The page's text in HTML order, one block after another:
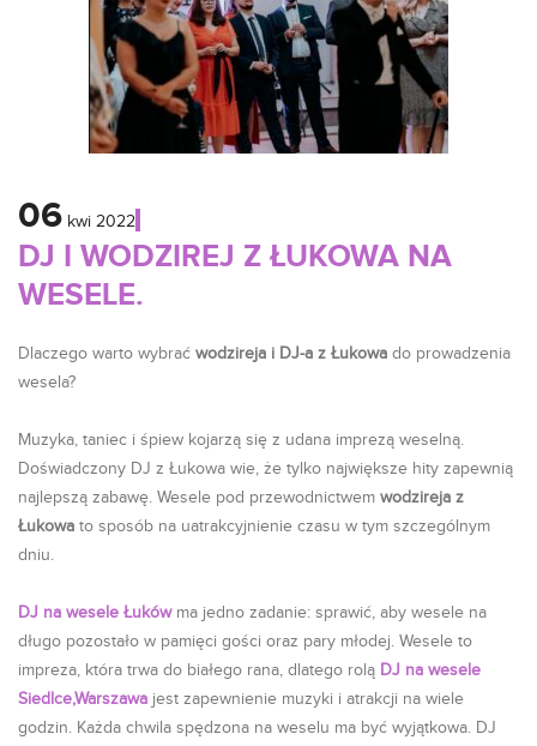
06 kwi 2022
DJ I WODZIREJ Z ŁUKOWA NA
WESELE.
Dlaczego warto wybrać wodzireja i DJ-a z Łukowa do prowadzenia
wesela?
Muzyka, taniec i śpiew kojarzą się z udana imprezą weselną.
Doświadczony DJ z Łukowa wie, że tylko największe hity zapewnią
najlepszą zabawę. Wesele pod przewodnictwem wodzireja z
Łukowa to sposób na uatrakcyjnienie czasu w tym szczególnym
dniu.
DJ na wesele Łukówma jedno zadanie: sprawić, aby wesele na
długo pozostało w pamięci gości oraz pary młodej. Wesele to
impreza, która trwa do białego rana, dlatego rolą DJ na wesele
Siedlce,Warszawa jest zapewnienie muzyki i atrakcji na wiele
godzin. Każda chwila spędzona na weselu ma być wyjątkowa. DJ